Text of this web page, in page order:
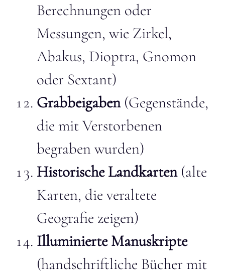
Berechnungen oder
Messungen, wie Zirkel,
Abakus, Dioptra, Gnomon
oder Sextant)
Grabbeigaben(Gegenstände,
die mit Verstorbenen
begraben wurden)
Historische Landkarten(alte
Karten, die veraltete
Geografie zeigen)
Illuminierte Manuskripte
(handschriftliche Bücher mit